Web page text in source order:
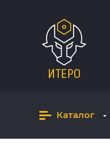
Каталог